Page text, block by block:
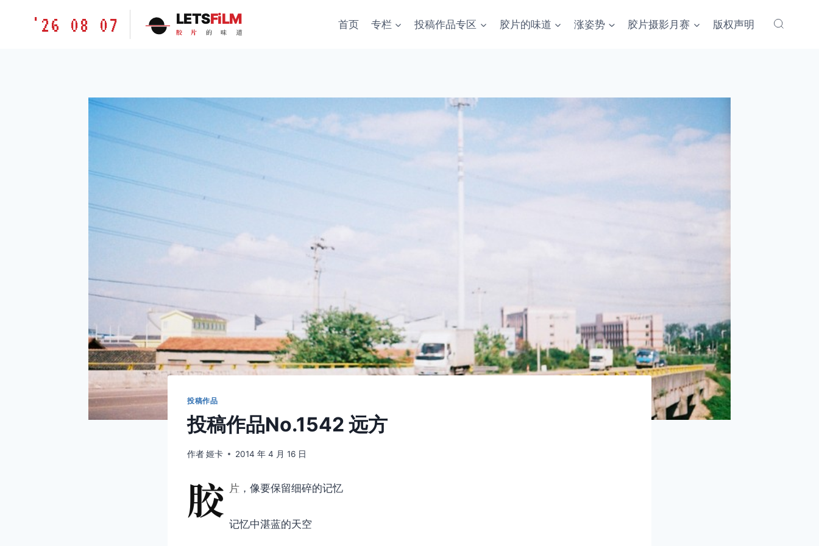
胶'26 08 07 LETSFiLM
胶 片 的 味 道
首页 专栏 投稿作品专区 胶片的味道 涨姿势 胶片摄影月赛 版权声明
投稿作品
投稿作品No.1542 远方
作者姬卡 2014 年 4 月 16 日
胶 片 ，像要保留细碎的记忆
记忆中湛蓝的天空